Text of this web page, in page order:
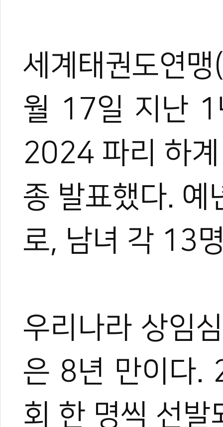
세계태권도연
월 17일 지난 1
2024 파리 하
종 발표했다.
로, 남녀 각 13
우리나라 상임
은 8년 만이다.
회 한 명씩 선